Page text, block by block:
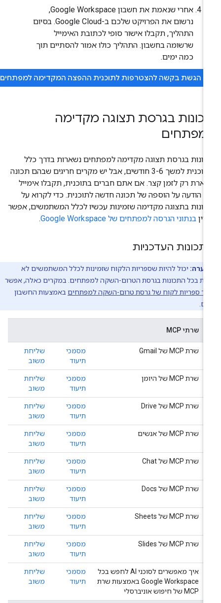
אחרי שנאמת את חשבון Google Workspace,
נרשום את הפרויקט שלכם ב-Google Cloud. בסיום
התהליך, תקבלו אישור סופי לכתובת האימייל
שרשומה בחשבון. התהליך כולו אמור להסתיים תוך
כמה ימים.
הגשת בקשה להצטרפות לתוכנית ההפצה המקדימה למפתחים
בגרסת תצוגה מקדימה
בגרסת תצוגה מקדימה למפתחים נשארות בדרך כלל
בתוכנית למשך 3-6 חודשים, אבל יש מקרים חריגים שבהם תכונה
רק לזמן קצר. אם אתם חברים בתוכנית, תקבלו אימייל
הודעה על הוספה של תכונה חדשה לתוכנית. כדי לקרוא על
בתצוגה מקדימה שזמינות עכשיו לכלל המשתמשים, אפשר
בנתוני הגרסה למפתחים של Google Workspace .
העדכניות
הערה:יכול להיות שספריות הלקוח שזמינות לכלל המשתמשים לא
בכל התכונות בגרסת הטרום-השקה למפתחים. במקרים כאלה, אפשר
ספריות לקוח של גרסת טרום-השקה למפתחיםבאמצעות החשבון
שרתי MCP
שרת MCP של Gmail
מסמכי
תיעוד
שליחת
משוב
שרת MCP של היומן
מסמכי
תיעוד
שליחת
משוב
שרת MCP של Drive
מסמכי
תיעוד
שליחת
משוב
שרת MCP של אנשים
מסמכי
תיעוד
שליחת
משוב
שרת MCP של Chat
מסמכי
תיעוד
שליחת
משוב
שרת MCP של Docs
מסמכי
תיעוד
שליחת
משוב
שרת MCP של Sheets
מסמכי
תיעוד
שליחת
משוב
שרת MCP של Slides
מסמכי
תיעוד
שליחת
משוב
איך מאפשרים לסוכני AI לחפש בכל
Google Workspace באמצעות שרת
MCP של חיפוש אוניברסלי
מסמכי
תיעוד
שליחת
משוב